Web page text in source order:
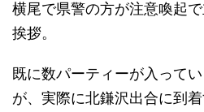
横尾で県警の方が注意喚起
挨拶。
既に数パーティーが入って
が、実際に北鎌沢出合に到